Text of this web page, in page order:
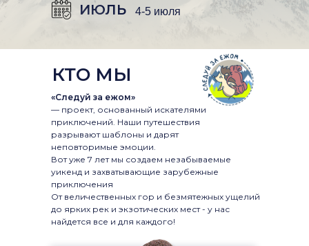
ИЮЛЬ 4-5 июля
КТО МЫ
«Следуй за ежом»
— проект, основанный искателями
приключений. Наши путешествия
разрывают шаблоны и дарят
неповторимые эмоции.
Вот уже 7 лет мы создаем незабываемые
уикенд и захватывающие зарубежные
приключения
От величественных гор и безмятежных ущелий
до ярких рек и экзотических мест - у нас
найдется все и для каждого!